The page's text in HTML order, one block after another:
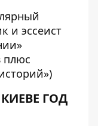
и эссеист
плюс
ГОД